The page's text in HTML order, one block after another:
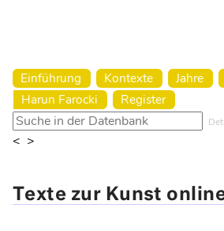
Einführung Kontexte Jahre
Harun Farocki
Register
< >
Texte zur Kunst